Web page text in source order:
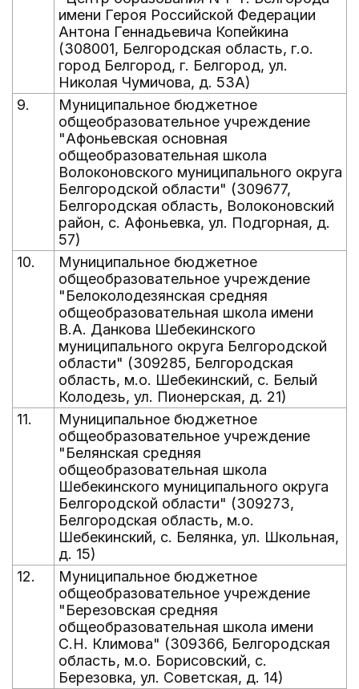
имени Героя Российской Федерации
Антона Геннадьевича Копейкина
(308001, Белгородская область, г.о.
город Белгород, г. Белгород, ул.
Николая Чумичова, д. 53А)
9.
Муниципальное бюджетное
общеобразовательное учреждение
"Афоньевская основная
общеобразовательная школа
Волоконовского муниципального округа
Белгородской области" (309677,
Белгородская область, Волоконовский
район, с. Афоньевка, ул. Подгорная, д.
57)
10.
Муниципальное бюджетное
общеобразовательное учреждение
"Белоколодезянская средняя
общеобразовательная школа имени
В.А. Данкова Шебекинского
муниципального округа Белгородской
области" (309285, Белгородская
область, м.о. Шебекинский, с. Белый
Колодезь, ул. Пионерская, д. 21)
11.
Муниципальное бюджетное
общеобразовательное учреждение
"Белянская средняя
общеобразовательная школа
Шебекинского муниципального округа
Белгородской области" (309273,
Белгородская область, м.о.
Шебекинский, с. Белянка, ул. Школьная,
д. 15)
12.
Муниципальное бюджетное
общеобразовательное учреждение
"Березовская средняя
общеобразовательная школа имени
С.Н. Климова" (309366, Белгородская
область, м.о. Борисовский, с.
Березовка, ул. Советская, д. 14)